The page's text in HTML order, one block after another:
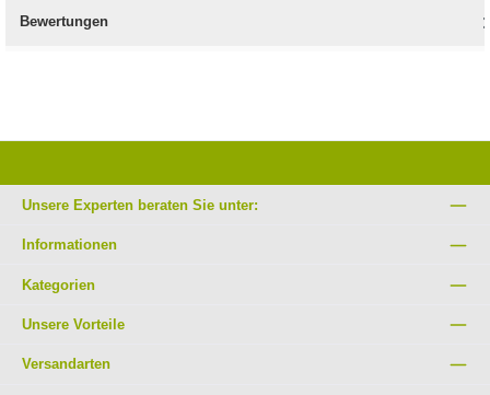
Bewertungen
Unsere Experten beraten Sie unter:
Informationen
Kategorien
Unsere Vorteile
Versandarten